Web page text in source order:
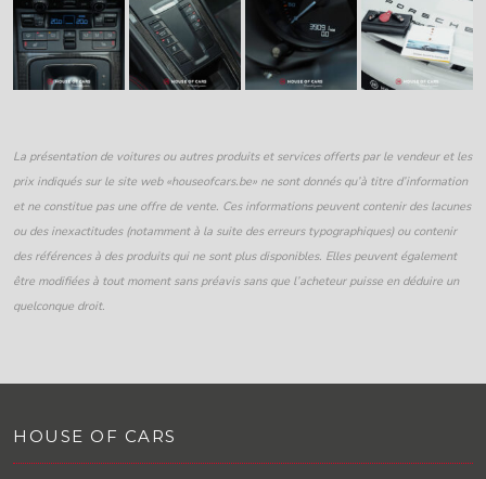
La présentation de voitures ou autres produits et services offerts par le vendeur et les
prix indiqués sur le site web «houseofcars.be» ne sont donnés qu’à titre d’information
et ne constitue pas une offre de vente. Ces informations peuvent contenir des lacunes
ou des inexactitudes (notamment à la suite des erreurs typographiques) ou contenir
des références à des produits qui ne sont plus disponibles. Elles peuvent également
être modifiées à tout moment sans préavis sans que l’acheteur puisse en déduire un
quelconque droit.
HOUSE OF CARS